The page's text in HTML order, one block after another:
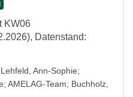
KW06
Datenstand:
Lehfeld, Ann-Sophie;
; AMELAG-Team; Buchholz,